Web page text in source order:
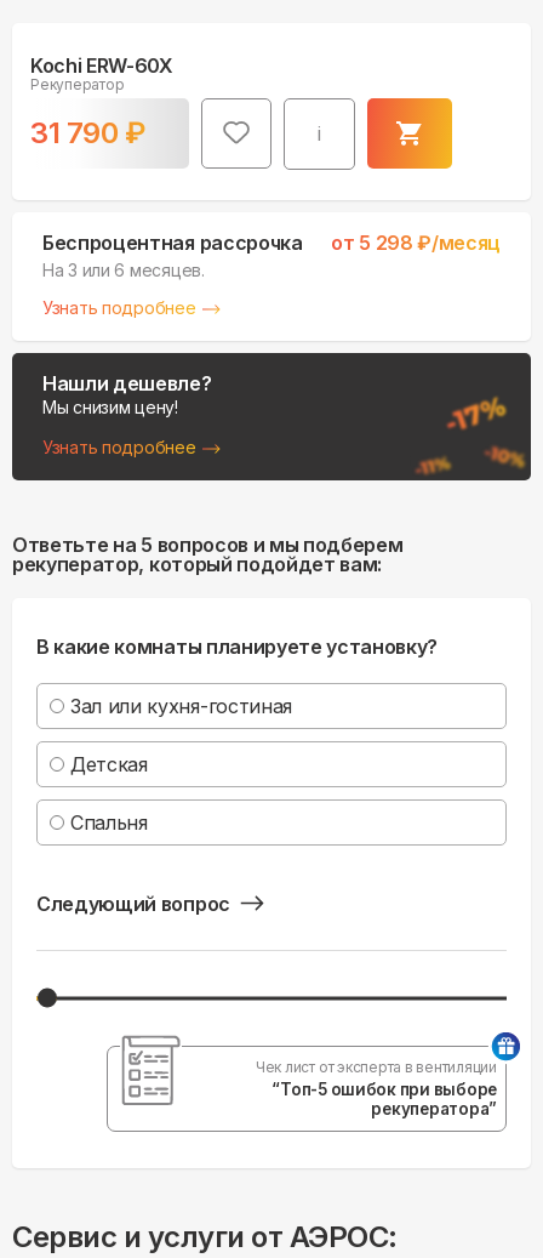
Kochi ERW-60X
Рекуператор
31 790 ₽ i
Беспроцентная рассрочка от 5 298 ₽/месяц
На 3 или 6 месяцев.
Узнать подробнее
Нашли дешевле?
Мы снизим цену!
Узнать подробнее
Ответьте на 5 вопросов и мы подберем
рекуператор, который подойдет вам:
В какие комнаты планируете установку?
Зал или кухня-гостиная
Детская
Спальня
Следующий вопрос
Чек лист от эксперта в вентиляции
“Топ-5 ошибок при выборе
рекуператора”
Сервис и услуги от АЭРОС: